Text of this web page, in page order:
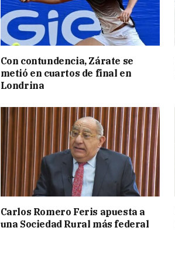
Con contundencia, Zárate se
metió en cuartos de final en
Londrina
Carlos Romero Feris apuesta a
una Sociedad Rural más federal